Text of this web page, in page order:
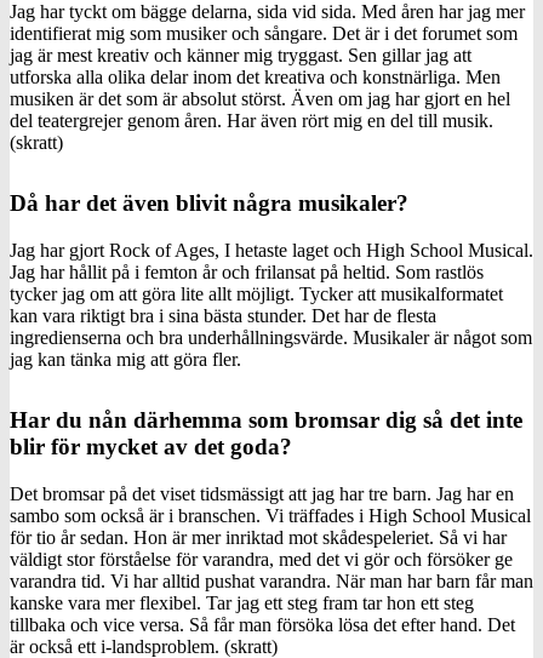
Jag har tyckt om bägge delarna, sida vid sida. Med åren har jag mer
identifierat mig som musiker och sångare. Det är i det forumet som
jag är mest kreativ och känner mig tryggast. Sen gillar jag att
utforska alla olika delar inom det kreativa och konstnärliga. Men
musiken är det som är absolut störst. Även om jag har gjort en hel
del teatergrejer genom åren. Har även rört mig en del till musik.
(skratt)
Då har det även blivit några musikaler?
Jag har gjort Rock of Ages, I hetaste laget och High School Musical.
Jag har hållit på i femton år och frilansat på heltid. Som rastlös
tycker jag om att göra lite allt möjligt. Tycker att musikalformatet
kan vara riktigt bra i sina bästa stunder. Det har de flesta
ingredienserna och bra underhållningsvärde. Musikaler är något som
jag kan tänka mig att göra fler.
Har du nån därhemma som bromsar dig så det inte
blir för mycket av det goda?
Det bromsar på det viset tidsmässigt att jag har tre barn. Jag har en
sambo som också är i branschen. Vi träffades i High School Musical
för tio år sedan. Hon är mer inriktad mot skådespeleriet. Så vi har
väldigt stor förståelse för varandra, med det vi gör och försöker ge
varandra tid. Vi har alltid pushat varandra. När man har barn får man
kanske vara mer flexibel. Tar jag ett steg fram tar hon ett steg
tillbaka och vice versa. Så får man försöka lösa det efter hand. Det
är också ett i-landsproblem. (skratt)